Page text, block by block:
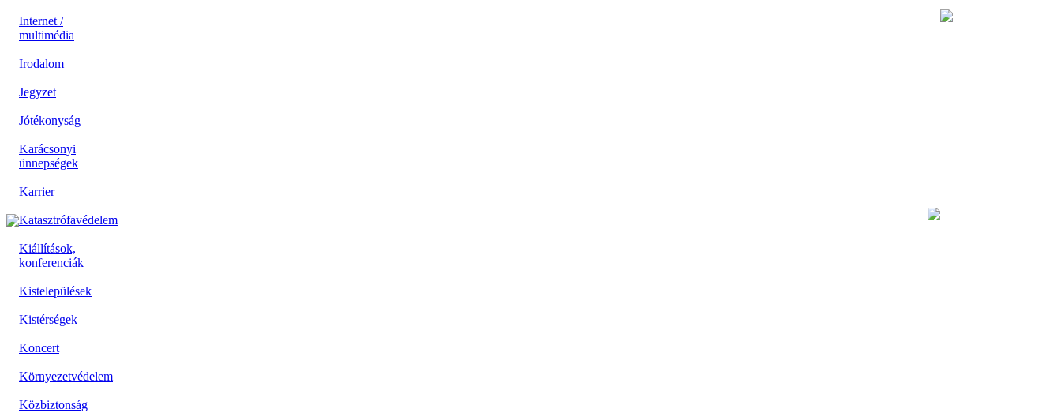
Internet /
multimédia
Irodalom
Jegyzet
Jótékonyság
Karácsonyi
ünnepségek
Karrier
Katasztrófavédelem
Kiállítások,
konferenciák
Kistelepülések
Kistérségek
Koncert
Környezetvédelem
Közbiztonság